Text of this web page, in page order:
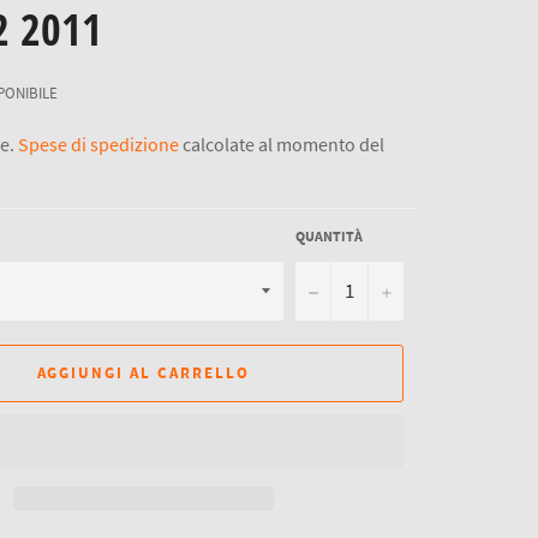
2011
Spese di spedizionecalcolate al momento del
QUANTITÀ
− +
AGGIUNGI AL CARRELLO